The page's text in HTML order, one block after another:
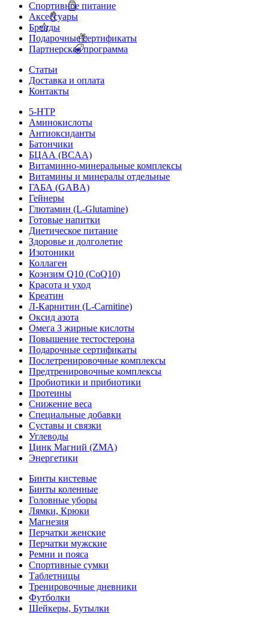
Спортивное питание
Аксессуары
Бренды
Подарочные сертификаты
Партнерская программа
Статьи
Доставка и оплата
Контакты
5-HTP
Аминокислоты
Антиоксиданты
Батончики
БЦАА (BCAA)
Витаминно-минеральные комплексы
Витамины и минералы отдельные
ГАБА (GABA)
Гейнеры
Глютамин (L-Glutamine)
Готовые напитки
Диетическое питание
Здоровье и долголетие
Изотоники
Коллаген
Коэнзим Q10 (CoQ10)
Красота и уход
Креатин
Л-Карнитин (L-Сarnitine)
Оксид азота
Омега 3 жирные кислоты
Повышение тестостерона
Подарочные сертификаты
Послетренировочные комплексы
Предтренировочные комплексы
Пробиотики и прибиотики
Протеины
Снижение веса
Специальные добавки
Суставы и связки
Углеводы
Цинк Магний (ZMA)
Энергетики
Бинты кистевые
Бинты коленные
Головные уборы
Лямки, Крюки
Магнезия
Перчатки женские
Перчатки мужские
Ремни и пояса
Спортивные сумки
Таблетницы
Тренировочные дневники
Футболки
Шейкеры, Бутылки